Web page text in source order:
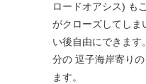
ロードオアシス) も
がクローズしてしま
い後自由にできます
分の 逗子海岸寄りの
ます。